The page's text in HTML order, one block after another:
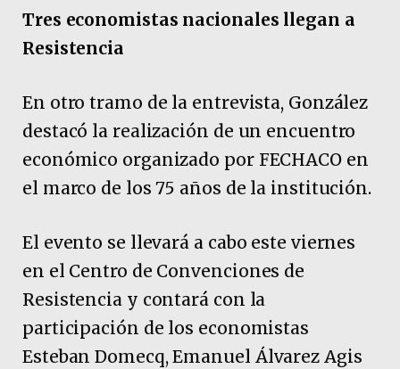
Tres economistas nacionales llegan a
Resistencia
En otro tramo de la entrevista, González
destacó la realización de un encuentro
económico organizado por FECHACO en
el marco de los 75 años de la institución.
El evento se llevará a cabo este viernes
en el Centro de Convenciones de
Resistencia y contará con la
participación de los economistas
Esteban Domecq, Emanuel Álvarez Agis